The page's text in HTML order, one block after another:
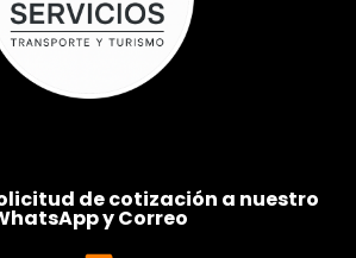
de cotización a nuestro
y Correo